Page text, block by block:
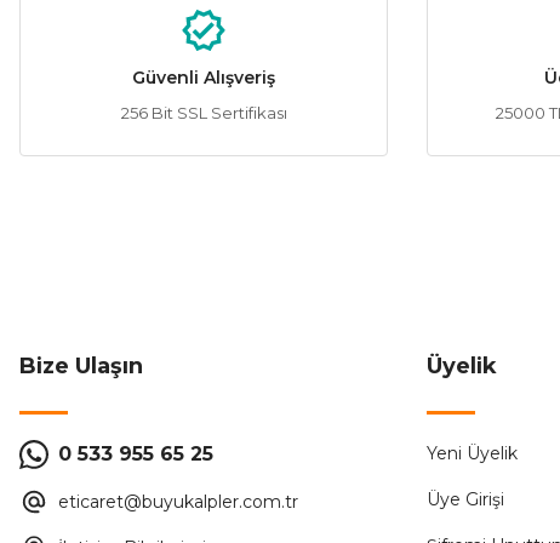
Ürün açıklamasında eksik bilgiler bulunuyor.
Ürün fiyatı diğer sitelerden daha pahalı.
Güvenli Alışveriş
256 Bit SSL Sertifikası 25000
Bize Ulaşın
0 533 955 65 25
eticaret@buyukalpler.com.tr
Üyelik
Yeni Üyelik
Üye Girişi